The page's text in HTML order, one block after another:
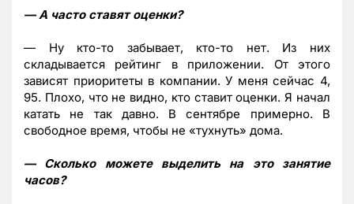
— А часто ставят оценки?
— Ну кто-то забывает, кто-то нет. Из них
складывается рейтинг в приложении. От этого
зависят приоритеты в компании. У меня сейчас 4,
95. Плохо, что не видно, кто ставит оценки. Я начал
катать не так давно. В сентябре примерно. В
свободное время, чтобы не «тухнуть» дома.
— Сколько можете выделить на это занятие
часов?